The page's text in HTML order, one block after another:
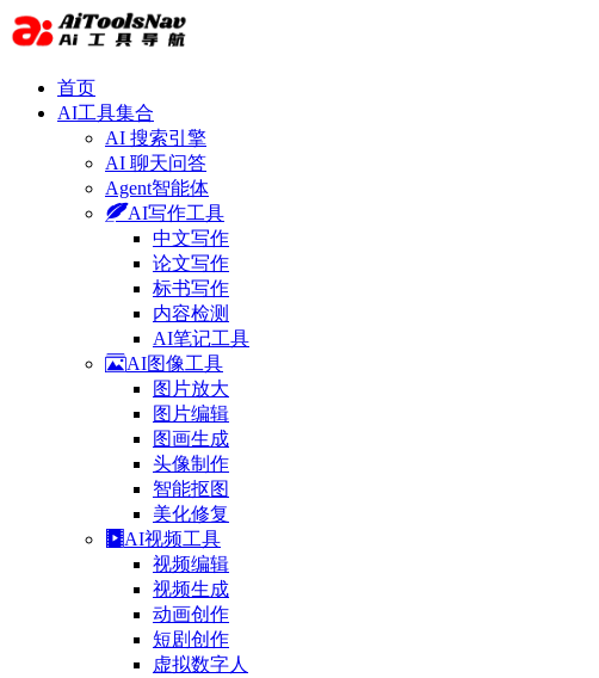
首页
AI工具集合
AI 搜索引擎
AI 聊天问答
Agent智能体
AI写作工具
中文写作
论文写作
标书写作
内容检测
AI笔记工具
AI图像工具
图片放大
图片编辑
图画生成
头像制作
智能抠图
美化修复
AI视频工具
视频编辑
视频生成
动画创作
短剧创作
虚拟数字人